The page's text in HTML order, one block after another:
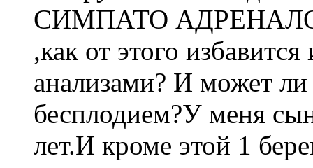
СИМПАТО
,как от этого
анализами? И может ли
бесплодием?У меня
лет.И кроме этой 1